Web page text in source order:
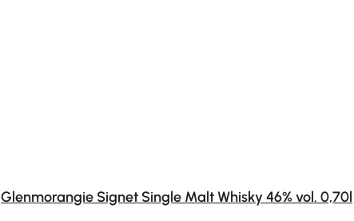
Glenmorangie Signet Single Malt Whisky 46% vol. 0,70l